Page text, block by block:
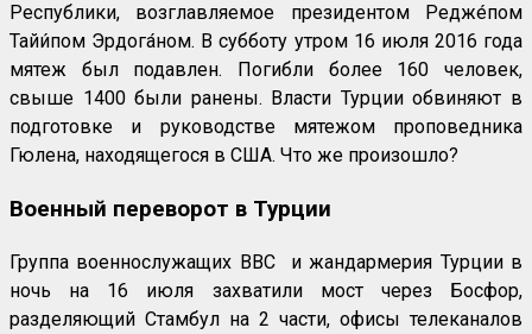
Республики, возглавляемое президентом Редже́пом
Тайи́пом Эрдога́ном. В субботу утром 16 июля 2016 года
мятеж был подавлен. Погибли более 160 человек,
свыше 1400 были ранены. Власти Турции обвиняют в
подготовке и руководстве мятежом проповедника
Гюлена, находящегося в США. Что же произошло?
Военный переворот в Турции
Группа военнослужащих ВВС и жандармерия Турции в
ночь на 16 июля захватили мост через Босфор,
разделяющий Стамбул на 2 части, офисы телеканалов